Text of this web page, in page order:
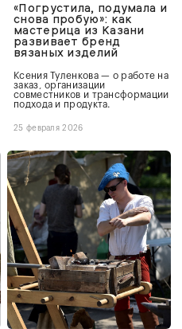
«Погрустила, подумала и
снова пробую»: как
мастерица из Казани
развивает бренд
вязаных изделий
Ксения Туленкова — о работе на
заказ, организации
совместников и трансформации
подхода и продукта.
25 февраля 2026